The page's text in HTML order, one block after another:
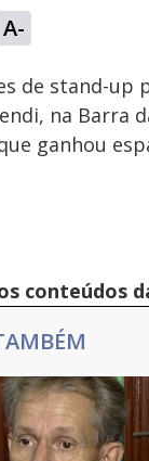
A-
Ativar
Som
de stand-up
na Barra
ganhou
conteúdos